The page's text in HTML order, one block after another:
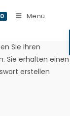
0 Menü
Sie Ihren
Sie erhalten einen
erstellen